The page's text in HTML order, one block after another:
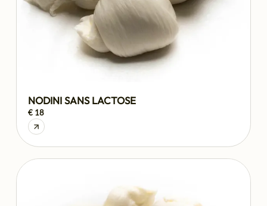
NODINI SANS LACTOSE
€ 18